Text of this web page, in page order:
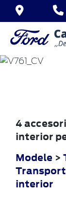
4
interior
Modele >
Transport
interior